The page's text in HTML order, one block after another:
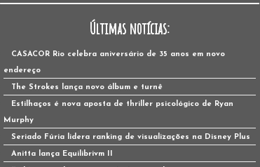
Últimas notícias:
CASACOR Rio celebra aniversário de 35 anos em novo
endereço
The Strokes lança novo álbum e turnê
Estilhaços é nova aposta de thriller psicológico de Ryan
Murphy
Seriado Fúria lidera ranking de visualizações na Disney Plus
Anitta lança Equilibrivm II